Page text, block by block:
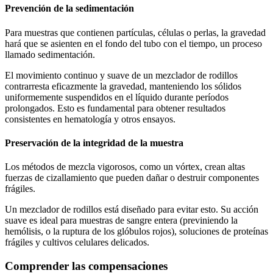
Prevención de la sedimentación
Para muestras que contienen partículas, células o perlas, la gravedad
hará que se asienten en el fondo del tubo con el tiempo, un proceso
llamado sedimentación.
El movimiento continuo y suave de un mezclador de rodillos
contrarresta eficazmente la gravedad, manteniendo los sólidos
uniformemente suspendidos en el líquido durante períodos
prolongados. Esto es fundamental para obtener resultados
consistentes en hematología y otros ensayos.
Preservación de la integridad de la muestra
Los métodos de mezcla vigorosos, como un vórtex, crean altas
fuerzas de cizallamiento que pueden dañar o destruir componentes
frágiles.
Un mezclador de rodillos está diseñado para evitar esto. Su acción
suave es ideal para muestras de sangre entera (previniendo la
hemólisis, o la ruptura de los glóbulos rojos), soluciones de proteínas
frágiles y cultivos celulares delicados.
Comprender las compensaciones